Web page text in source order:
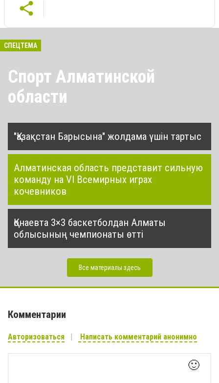
СПЕЦТЕМА
Спорт Алматинской
области
"Қазақстан Барысына" жолдама үшін тартыс
Алматинская область представит сильную
команду на VI Всемирных играх
кочевников
Қонаевта 3×3 баскетболдан Алматы
облысының чемпионаты өтті
Все материалы здесь
Комментарии
Авторизоваться Написать комментарий анонимно
🙂